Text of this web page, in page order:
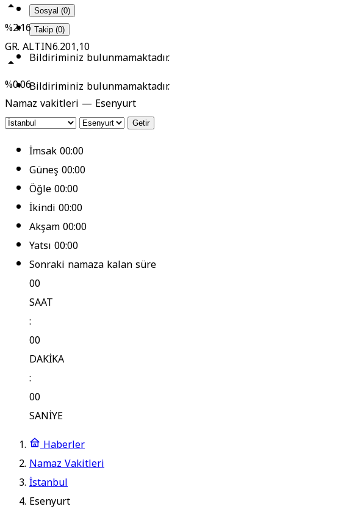
Sosyal (0)
Takip (0)
Bildiriminiz bulunmamaktadır.
Bildiriminiz bulunmamaktadır.
%2.16
GR. ALTIN6.201,10
%0.06
Namaz vakitleri — Esenyurt
Getir
İmsak00:00
Güneş00:00
Öğle00:00
İkindi00:00
Akşam00:00
Yatsı00:00
Sonraki namaza kalan süre
00
SAAT
:
00
DAKİKA
:
00
SANİYE
Haberler
Namaz Vakitleri
İstanbul
Esenyurt